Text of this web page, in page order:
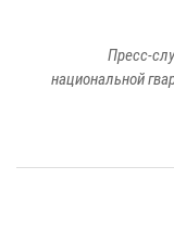
Пресс-
национальной